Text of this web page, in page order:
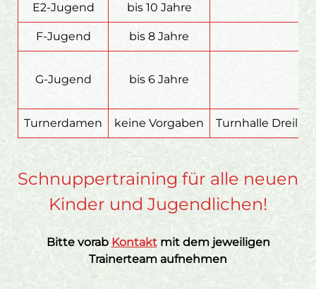
E2-Jugend bis 10 Jahre
F-Jugend bis 8 Jahre
G-Jugend bis 6 Jahre
Turnerdamen keine Vorgaben Turnhalle
Schnuppertraining für alle neuen
Kinder und Jugendlichen!
Bitte vorab Kontaktmit dem jeweiligen
Trainerteam aufnehmen